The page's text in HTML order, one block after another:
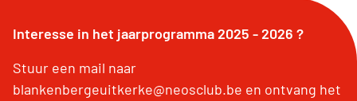
Interesse in het jaarprogramma 2025 - 2026 ?
Stuur een mail naar
blankenbergeuitkerke@neosclub.be en ontvang het